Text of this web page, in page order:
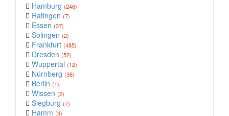
Hamburg (246)
Ratingen (7)
Essen (37)
Solingen (2)
Frankfurt (485)
Dresden (52)
Wuppertal (12)
Nürnberg (38)
Berlin (1)
Wissen (2)
Siegburg (7)
Hamm (4)